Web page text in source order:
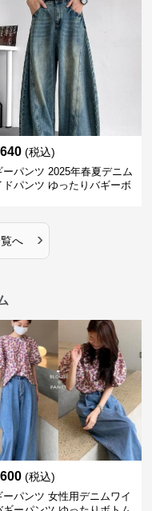
(税込)
ーパンツ 2025年春夏デニム
ドパンツ ゆったりバギーボ
へ ›
(税込)
ーパンツ 女性用デニムワイ